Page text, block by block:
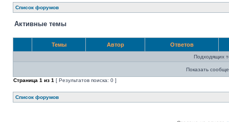
Список форумов
Активные темы
Темы Автор Ответов
Подходящих
Показать
Страница 1 из 1 [ Результатов поиска: 0 ]
Список форумов